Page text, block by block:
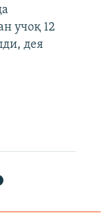
учоқ 12
дея